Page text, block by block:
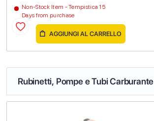
Non-Stock Item - Tempistica 15
Days from purchase
AGGIUNGI AL CARRELLO
Rubinetti, Pompe e Tubi Carburante